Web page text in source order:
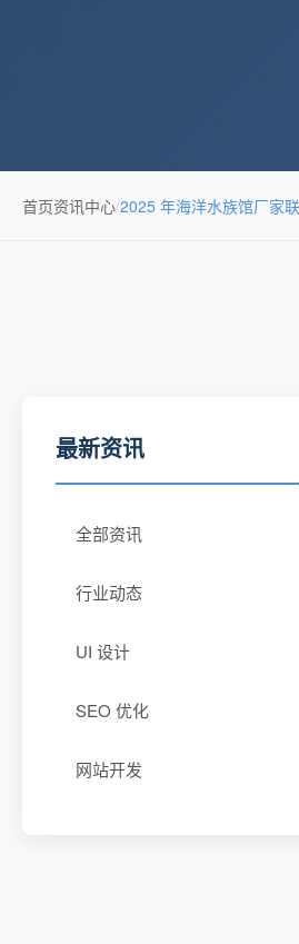
首页资讯中心/2025 年海洋水族馆厂家
最新资讯
全部资讯
行业动态
UI 设计
SEO 优化
网站开发